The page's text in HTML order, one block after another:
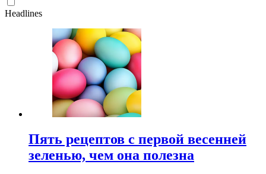
Headlines
Пять рецептов с первой весенней
зеленью, чем она полезна